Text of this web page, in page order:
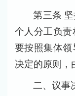
第三条
个人分工负
要按照集体
决定的原则，
二、议事